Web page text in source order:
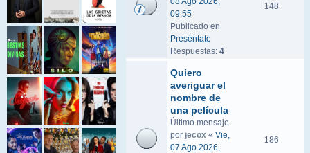
09:55
Publicado en
Preséntate
Respuestas: 4
148
Quiero
averiguar el
nombre de
una película
Último mensaje
por jecox « Vie,
07 Ago 2026,
186